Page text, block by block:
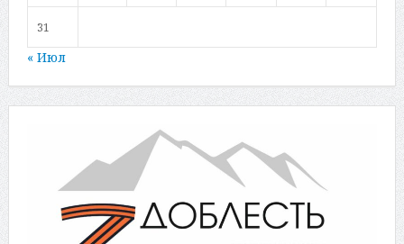
31
« Июл